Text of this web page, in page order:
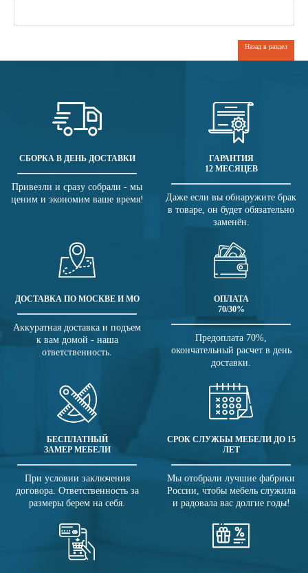
Назад в раздел
СБОРКА В ДЕНЬ ДОСТАВКИ
Привезли и сразу собрали - мы
ценим и экономим ваше время!
ГАРАНТИЯ
12 МЕСЯЦЕВ
Даже если вы обнаружите брак
в товаре, он будет обязательно
заменён.
ДОСТАВКА ПО МОСКВЕ И МО
Аккуратная доставка и подъем
к вам домой - наша
ответственность.
ОПЛАТА
70/30%
Предоплата 70%,
окончательный расчет в день
доставки.
БЕСПЛАТНЫЙ
ЗАМЕР МЕБЕЛИ
При условии заключения
договора. Ответственность за
размеры берем на себя.
СРОК СЛУЖБЫ МЕБЕЛИ ДО 15
ЛЕТ
Мы отобрали лучшие фабрики
России, чтобы мебель служила
и радовала вас долгие годы!